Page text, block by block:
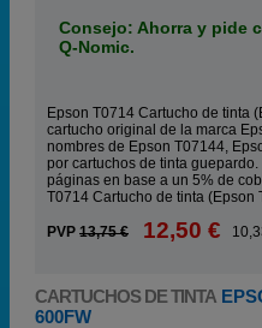
Consejo: Ahorra y pide
Q-Nomic.
Epson T0714 Cartucho de tinta
cartucho original de la marca
nombres de Epson T07144,
por cartuchos de tinta
páginas en base a un 5% de
T0714 Cartucho de tinta (Epson
PVP 13,75 € 12,50 €
CARTUCHOS DE TINTA
600FW